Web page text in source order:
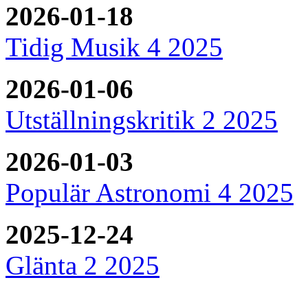
2026-01-18
Tidig Musik 4 2025
2026-01-06
Utställningskritik 2 2025
2026-01-03
Populär Astronomi 4 2025
2025-12-24
Glänta 2 2025